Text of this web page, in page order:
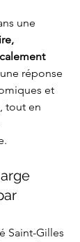
une
une réponse
et
tout en
Saint-Gilles